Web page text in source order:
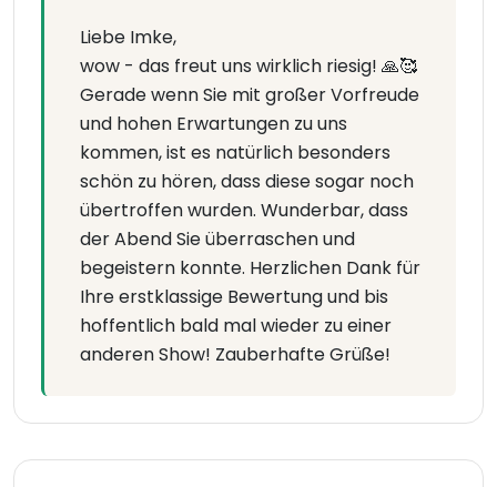
Liebe Imke,
wow - das freut uns wirklich riesig! 🙏🥰
Gerade wenn Sie mit großer Vorfreude
und hohen Erwartungen zu uns
kommen, ist es natürlich besonders
schön zu hören, dass diese sogar noch
übertroffen wurden. Wunderbar, dass
der Abend Sie überraschen und
begeistern konnte. Herzlichen Dank für
Ihre erstklassige Bewertung und bis
hoffentlich bald mal wieder zu einer
anderen Show! Zauberhafte Grüße!